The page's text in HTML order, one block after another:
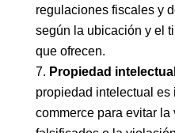
regulaciones fiscales y
según la ubicación y el
que ofrecen.
Propiedad
propiedad intelectual es
commerce para evitar la